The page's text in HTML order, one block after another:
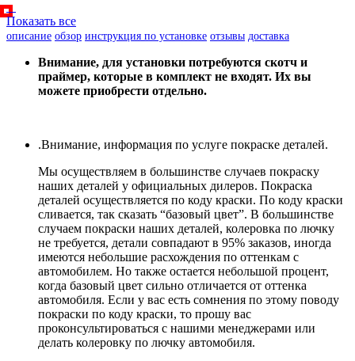
Показать все
описание обзор инструкция по установке отзывы доставка
Внимание, для установки потребуются скотч и
праймер, которые в комплект не входят. Их вы
можете приобрести отдельно.
.Внимание, информация по услуге покраске деталей.
Мы осуществляем в большинстве случаев покраску
наших деталей у официальных дилеров. Покраска
деталей осуществляется по коду краски. По коду краски
сливается, так сказать “базовый цвет”. В большинстве
случаем покраски наших деталей, колеровка по лючку
не требуется, детали совпадают в 95% заказов, иногда
имеются небольшие расхождения по оттенкам с
автомобилем. Но также остается небольшой процент,
когда базовый цвет сильно отличается от оттенка
автомобиля. Если у вас есть сомнения по этому поводу
покраски по коду краски, то прошу вас
проконсультироваться с нашими менеджерами или
делать колеровку по лючку автомобиля.